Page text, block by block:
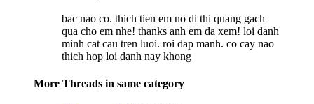
bac nao co. thich tien em no di thi quang gach
qua cho em nhe! thanks anh em da xem! loi danh
minh cat cau tren luoi. roi dap manh. co cay nao
thich hop loi danh nay khong
More Threads in same category